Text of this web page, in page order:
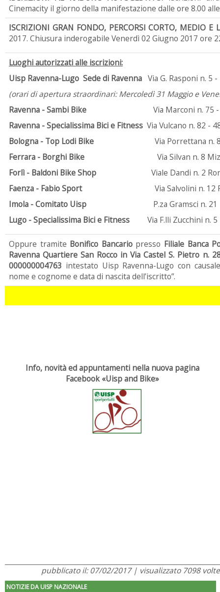
Cinemacity il giorno della manifestazione dalle ore 8.00
ISCRIZIONI GRAN FONDO, PERCORSI CORTO, MEDIO E
2017. Chiusura inderogabile Venerdì 02 Giugno 2017 ore
Luoghi autorizzati alle iscrizioni:
Uisp Ravenna-Lugo Sede di Ravenna Via G. Rasponi n. 5
(orari di apertura straordinari: Mercoledì 31 Maggio e
Ravenna - Sambi Bike Via Marconi n. 75
Ravenna - Specialissima Bici e Fitness Via Vulcano n. 82 -
Bologna - Top Lodi Bike Via Porrettana n. 85 -
Ferrara - Borghi Bike Via Silvan n. 8 Mizzana
Forlì - Baldoni Bike Shop Viale Dandi n. 2 Ronco
Faenza - Fabio SportVia Salvolini n. 12 Faenza
Imola - Comitato Uisp
P.za Gramsci n. 21 Imola
Lugo -Specialissima Bici e Fitness Via F.lli Zucchini n. 5
Oppure tramite Bonifico Bancariopresso Filiale Banca
Ravenna Quartiere San Rocco in Via Castel S. Pietro n.
000000004763 intestato Uisp Ravenna-Lugo con
nome e cognome e data di nascita dell’iscritto”.
Info, novità ed appuntamenti nella nuova pagina
Facebook «Uisp and Bike»
pubblicato il: 07/02/2017 | visualizzato 7098 volte
NOTIZIE DA UISP NAZIONALE